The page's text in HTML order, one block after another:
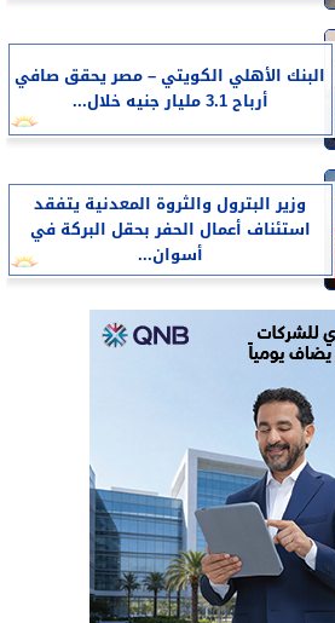
البنك الأهلي الكويتي – مصر يحقق صافي
أرباح 3.1 مليار جنيه خلال...
وزير البترول والثروة المعدنية يتفقد
استئناف أعمال الحفر بحقل البركة في
أسوان...